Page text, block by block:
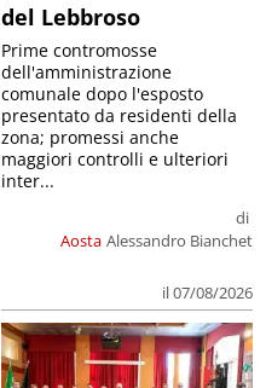
del Lebbroso
Aosta
di
Alessandro Bianchet
il 07/08/2026
Prime contromosse
dell'amministrazione
comunale dopo l'esposto
presentato da residenti della
zona; promessi anche
maggiori controlli e ulteriori
inter...